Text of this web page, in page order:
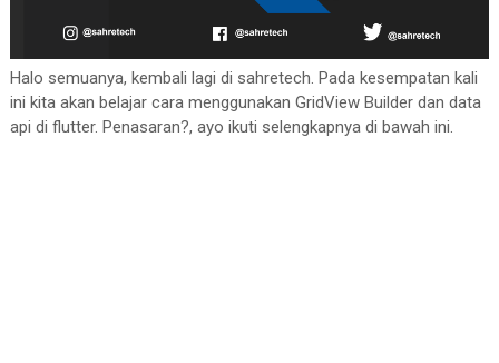
Halo semuanya, kembali lagi di sahretech. Pada kesempatan kali
ini kita akan belajar cara menggunakan GridView Builder dan data
api di flutter. Penasaran?, ayo ikuti selengkapnya di bawah ini.